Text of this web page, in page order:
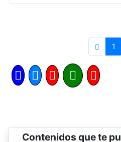
1
Contenidos que te